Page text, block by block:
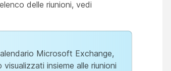
delle riunioni, vedi
Microsoft Exchange,
insieme alle riunioni